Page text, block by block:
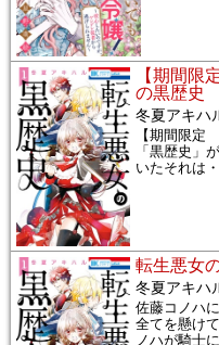
【期間
の黒歴史
冬夏アキハ
【期間限定
「黒歴史」
いたそれは
転生悪女
冬夏アキハ
佐藤コノハ
全てを懸け
ノハが騎士